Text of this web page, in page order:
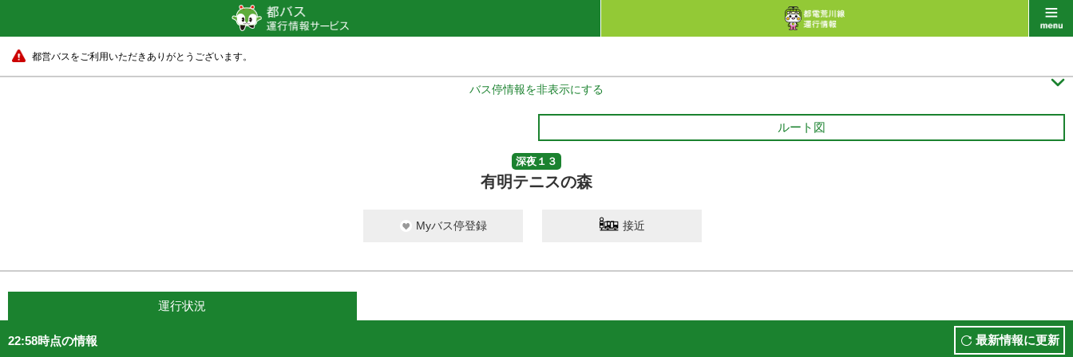
都営バスをご利用いただきありがとうございます。
バス停情報を非表示にする 
ルート図
深夜１３
有明テニスの森
Myバス停登録 接近
運行状況
22:58時点の情報 最新情報に更新